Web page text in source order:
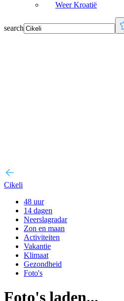
Weer Kroatië
search
Cikeli
48 uur
14 dagen
Neerslagradar
Zon en maan
Activiteiten
Vakantie
Klimaat
Gezondheid
Foto's
Foto's laden...